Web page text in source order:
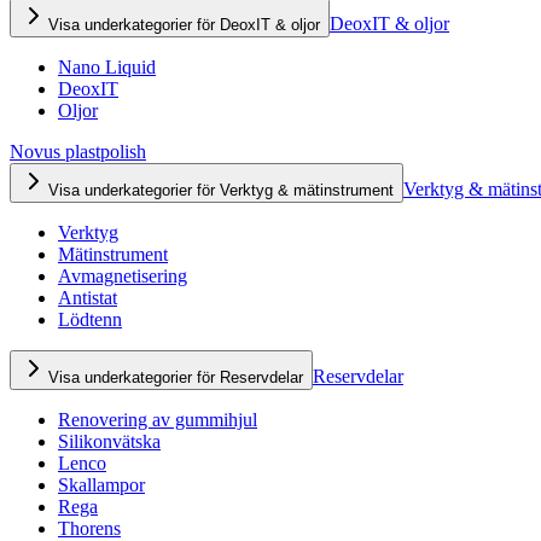
Visa underkategorier för DeoxIT & oljor DeoxIT & oljor
Nano Liquid
DeoxIT
Oljor
Novus plastpolish
Visa underkategorier för Verktyg & mätinstrument Verktyg &
Verktyg
Mätinstrument
Avmagnetisering
Antistat
Lödtenn
Visa underkategorier för Reservdelar Reservdelar
Renovering av gummihjul
Silikonvätska
Lenco
Skallampor
Rega
Thorens